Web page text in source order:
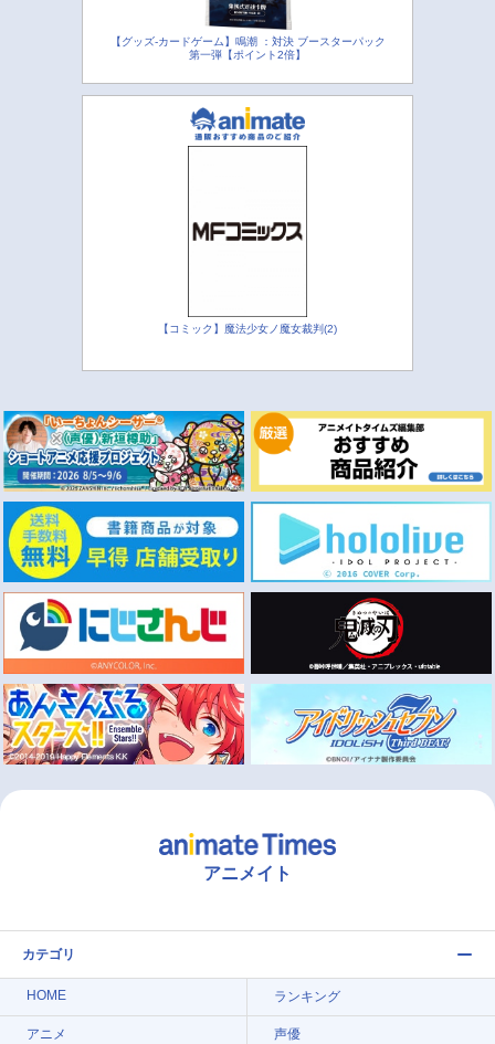
【グッズ-カードゲーム】鳴潮 ：対決 ブースターパック
第一弾【ポイント2倍】
【コミック】魔法少女ノ魔女裁判(2)
アニメイト
カテゴリ
HOME ランキング
アニメ 声優